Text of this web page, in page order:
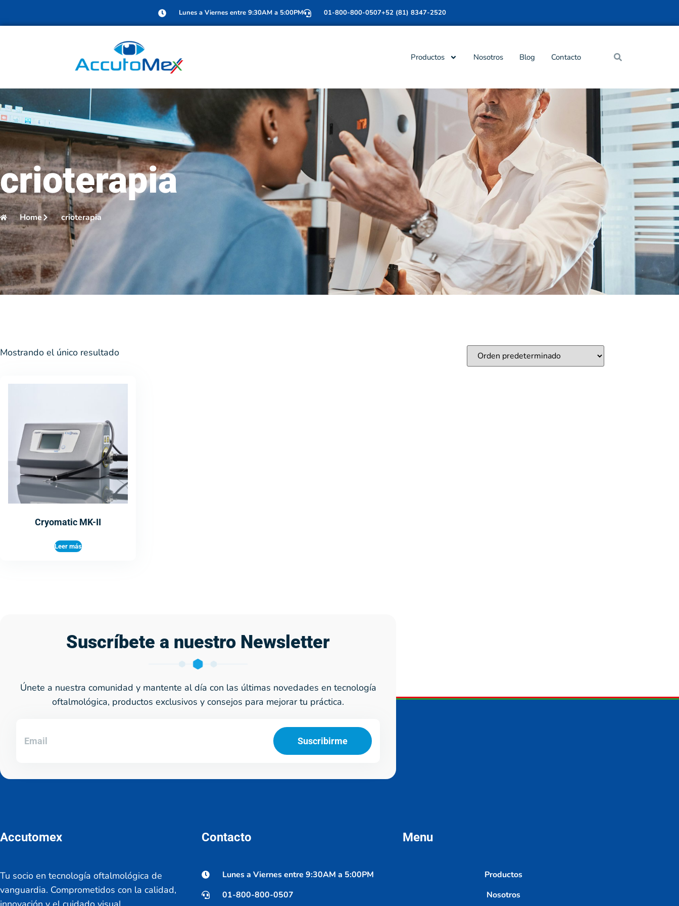
Lunes a Viernes entre 9:30AM a 5:00PM 01-800-800-0507+52 (81) 8347-2520
Productos Nosotros Blog Contacto
crioterapia
Home crioterapia
Mostrando el único resultado
Cryomatic MK-II
Leer más
Suscríbete a nuestro Newsletter
Únete a nuestra comunidad y mantente al día con las últimas novedades en tecnología
oftalmológica, productos exclusivos y consejos para mejorar tu práctica.
Suscribirme
Accutomex
Tu socio en tecnología oftalmológica de
vanguardia. Comprometidos con la calidad,
Contacto
Lunes a Viernes entre 9:30AM a 5:00PM
01-800-800-0507
Menu
Productos
Nosotros